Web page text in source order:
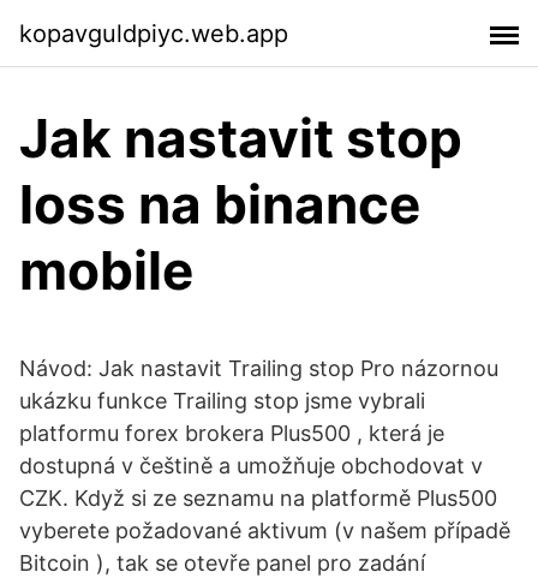
kopavguldpiyc.web.app
Jak nastavit stop
loss na binance
mobile
Návod: Jak nastavit Trailing stop Pro názornou
ukázku funkce Trailing stop jsme vybrali
platformu forex brokera Plus500 , která je
dostupná v češtině a umožňuje obchodovat v
CZK. Když si ze seznamu na platformě Plus500
vyberete požadované aktivum (v našem případě
Bitcoin ), tak se otevře panel pro zadání